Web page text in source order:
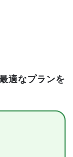
最適なプランを